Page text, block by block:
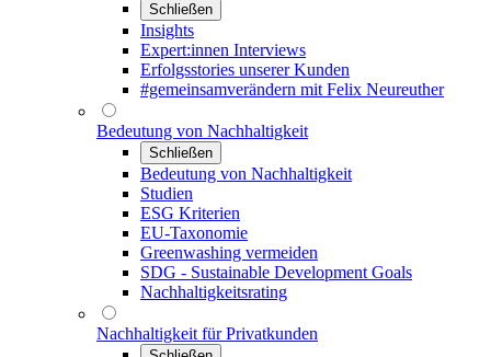
Schließen
Insights
Expert:innen Interviews
Erfolgsstories unserer Kunden
#gemeinsamverändern mit Felix Neureuther
Bedeutung von Nachhaltigkeit
Schließen
Bedeutung von Nachhaltigkeit
Studien
ESG Kriterien
EU-Taxonomie
Greenwashing vermeiden
SDG - Sustainable Development Goals
Nachhaltigkeitsrating
Nachhaltigkeit für Privatkunden